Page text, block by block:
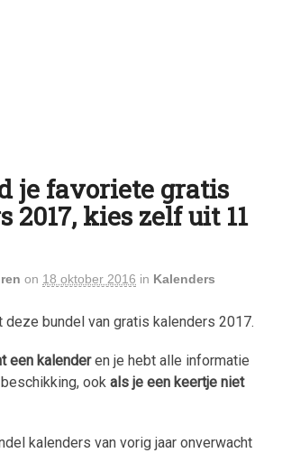
je favoriete gratis
2017, kies zelf uit 11
on 18 oktober 2016 in Kalenders
deze bundel van gratis kalenders 2017.
een kalenderen je hebt alle informatie
ook als je een keertje niet
kalenders van vorig jaar onverwacht